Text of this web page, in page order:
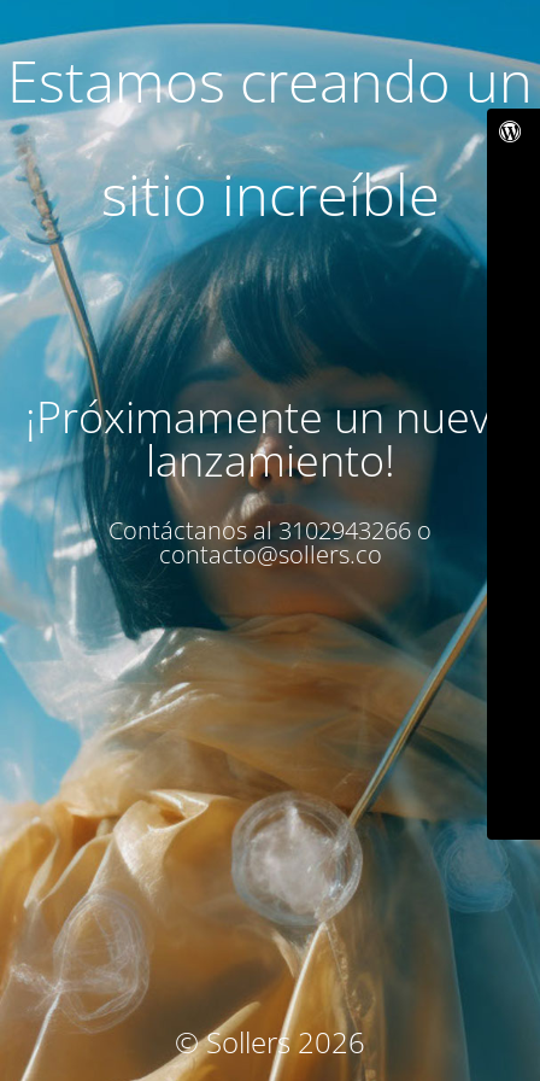
Estamos creando un
sitio increíble
¡Próximamente un nuevo
lanzamiento!
Contáctanos al 3102943266 o
contacto@sollers.co
© Sollers 2026